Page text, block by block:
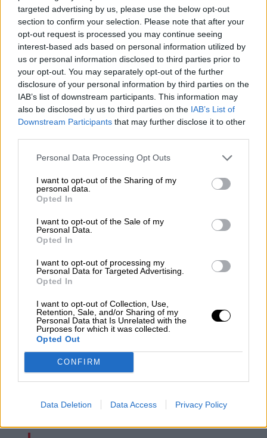
targeted advertising by us, please use the below opt-out
section to confirm your selection. Please note that after your
opt-out request is processed you may continue seeing
interest-based ads based on personal information utilized by
us or personal information disclosed to third parties prior to
your opt-out. You may separately opt-out of the further
disclosure of your personal information by third parties on the
IAB’s list of downstream participants. This information may
also be disclosed by us to third parties on the IAB’s List of
Downstream Participants that may further disclose it to other
Personal Data Processing Opt Outs
I want to opt-out of the Sharing of my
personal data.
Opted In
I want to opt-out of the Sale of my
Personal Data.
Opted In
I want to opt-out of processing my
Personal Data for Targeted Advertising.
Opted In
I want to opt-out of Collection, Use,
Retention, Sale, and/or Sharing of my
Personal Data that Is Unrelated with the
Purposes for which it was collected.
Opted Out
CONFIRM
Data Deletion Data Access Privacy Policy
Pedro Sánchez Europa PSOE
PES
Socialistas Europeos
Josep Borrell
Iratxe García
Parlamento Europeo
Alto Comisionado Exteriores UE
NOTICIAS RELACIONADAS
Congo: Entre la tragedia de la
hipocresía de Occidente